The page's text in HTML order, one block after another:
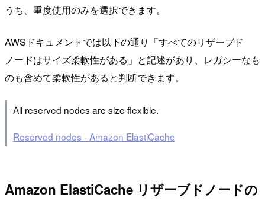
うち、重度使用のみを選択できます。
AWSドキュメントでは以下の通り「すべてのリザーブド
ノードはサイズ柔軟性がある」と記述があり、レガシーなも
のも含めて柔軟性があると判断できます。
All reserved nodes are size flexible.
Reserved nodes - Amazon ElastiCache
Amazon ElastiCache リザーブドノードの